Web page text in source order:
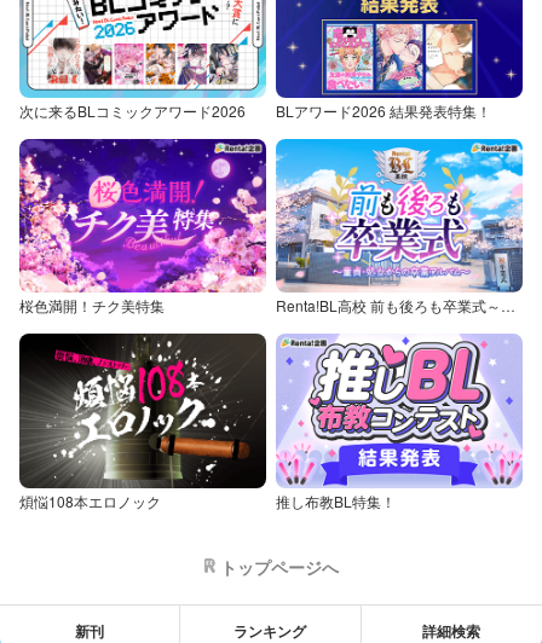
次に来るBLコミックアワード2026 BLアワード2026 結果発表特集！
桜色満開！チク美特集 Renta!BL高校 前も後ろも卒業式～童貞・処女からの卒業アルバム～
煩悩108本エロノック 推し布教BL特集！
トップページへ
新刊 ランキング 詳細検索